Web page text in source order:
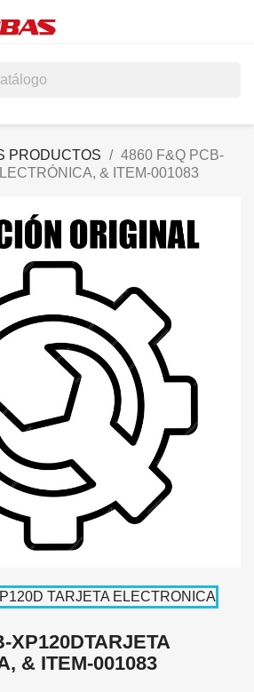
PRODUCTOS
4860 F&Q PCB-
& ITEM-001083
XP120DTARJETA
& ITEM-001083